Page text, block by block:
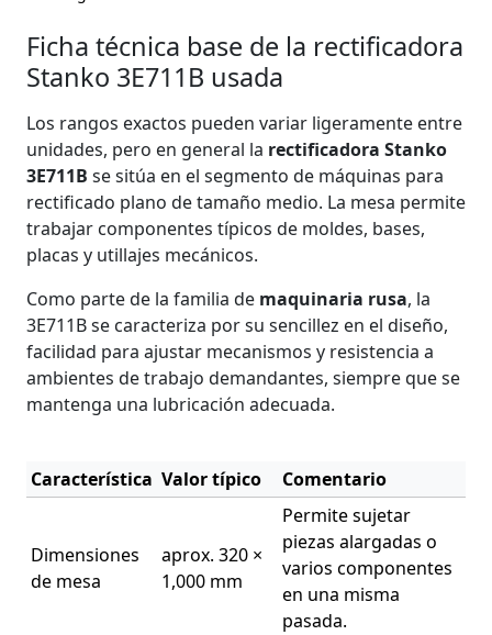
Ficha técnica base de la rectificadora
Stanko 3E711B usada
Los rangos exactos pueden variar ligeramente entre
unidades, pero en general la rectificadora Stanko
3E711B se sitúa en el segmento de máquinas para
rectificado plano de tamaño medio. La mesa permite
trabajar componentes típicos de moldes, bases,
placas y utillajes mecánicos.
Como parte de la familia de maquinaria rusa, la
3E711B se caracteriza por su sencillez en el diseño,
facilidad para ajustar mecanismos y resistencia a
ambientes de trabajo demandantes, siempre que se
mantenga una lubricación adecuada.
Característica Valor típico Comentario
Dimensiones
de mesa
aprox. 320 ×
1,000 mm
Permite sujetar
piezas alargadas o
varios componentes
en una misma
pasada.